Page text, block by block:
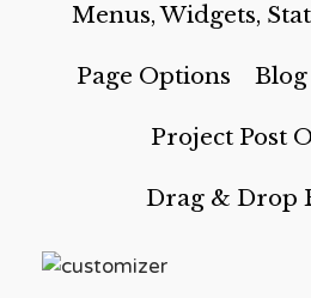
Menus, Widgets,
Page Options
Project Post
Drag & Drop